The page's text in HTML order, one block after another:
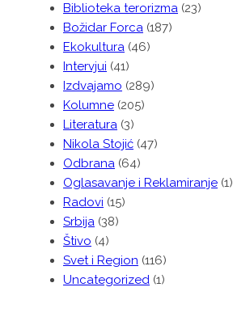
Biblioteka terorizma (23)
Božidar Forca (187)
Ekokultura (46)
Intervjui (41)
Izdvajamo (289)
Kolumne (205)
Literatura (3)
Nikola Stojić (47)
Odbrana (64)
Oglasavanje i Reklamiranje (1)
Radovi (15)
Srbija (38)
Štivo (4)
Svet i Region (116)
Uncategorized (1)